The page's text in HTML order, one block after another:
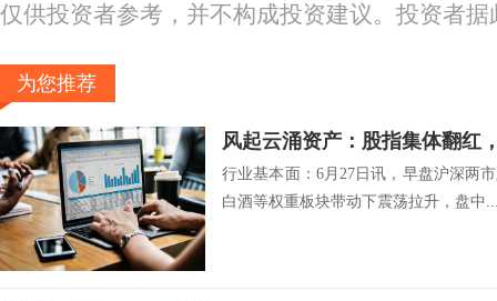
仅供投资者参考，并不构成投资建议。投资者
为您推荐
风起云涌资产：股指集体翻红
行业基本面：6月27日讯，早盘沪深两
白酒等权重板块带动下震荡拉升，盘中